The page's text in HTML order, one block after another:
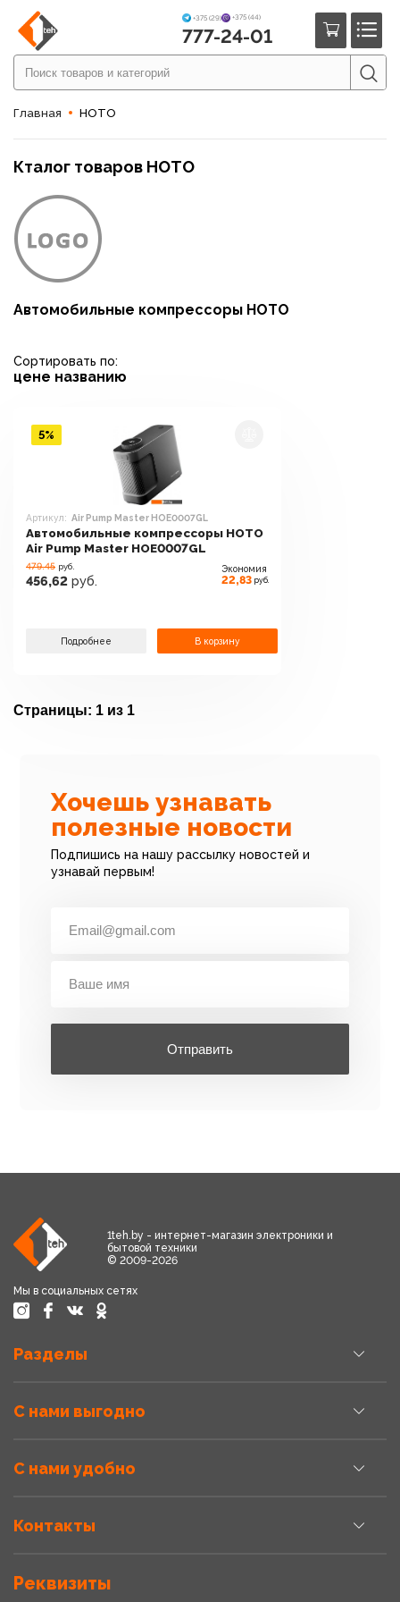
+375 (29) +375 (44)
777-24-01
Главная HOTO
Кталог товаров HOTO
Автомобильные компрессоры HOTO
Сортировать по:
цене названию
Артикул: Air Pump Master HOE0007GL
Автомобильные компрессоры HOTO
Air Pump Master HOE0007GL
479.45 руб.
456,62 руб.
Экономия
22,83 руб.
Подробнее В корзину
5%
Страницы: 1 из 1
Хочешь узнавать
полезные новости
Подпишись на нашу рассылку новостей и
узнавай первым!
Отправить
1teh.by - интернет-магазин электроники и
бытовой техники
© 2009-2026
Мы в социальных сетях
Разделы
С нами выгодно
С нами удобно
Контакты
Реквизиты